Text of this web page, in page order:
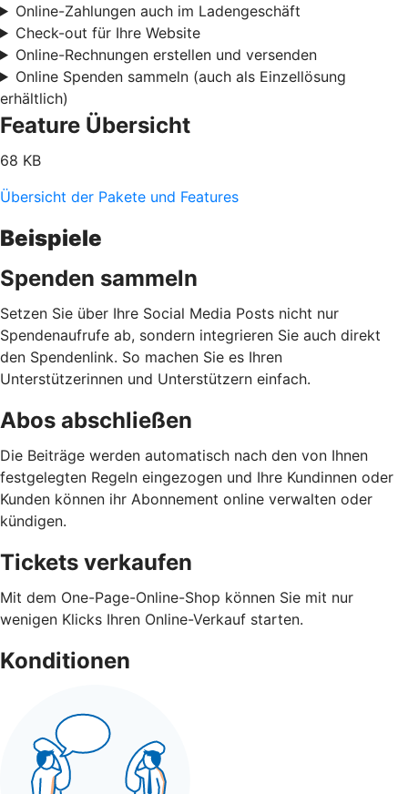
Online-Zahlungen auch im Ladengeschäft
Check-out für Ihre Website
Online-Rechnungen erstellen und versenden
Online Spenden sammeln (auch als Einzellösung
erhältlich)
Feature Übersicht
68 KB
Übersicht der Pakete und Features
Beispiele
Spenden sammeln
Setzen Sie über Ihre Social Media Posts nicht nur
Spendenaufrufe ab, sondern integrieren Sie auch direkt
den Spendenlink. So machen Sie es Ihren
Unterstützerinnen und Unterstützern einfach.
Abos abschließen
Die Beiträge werden automatisch nach den von Ihnen
festgelegten Regeln eingezogen und Ihre Kundinnen oder
Kunden können ihr Abonnement online verwalten oder
kündigen.
Tickets verkaufen
Mit dem One-Page-Online-Shop können Sie mit nur
wenigen Klicks Ihren Online-Verkauf starten.
Konditionen